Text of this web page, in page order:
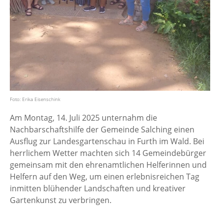
Foto: Erika Eisenschink
Am Montag, 14. Juli 2025 unternahm die
Nachbarschaftshilfe der Gemeinde Salching einen
Ausflug zur Landesgartenschau in Furth im Wald. Bei
herrlichem Wetter machten sich 14 Gemeindebürger
gemeinsam mit den ehrenamtlichen Helferinnen und
Helfern auf den Weg, um einen erlebnisreichen Tag
inmitten blühender Landschaften und kreativer
Gartenkunst zu verbringen.